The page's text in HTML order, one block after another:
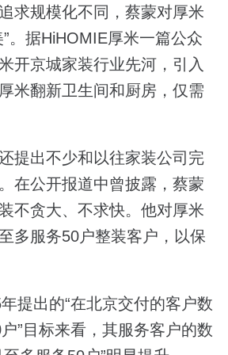
求规模化不同，蔡蒙对厚米
。据HiHOMIE厚米一篇公众
开京城家装行业先河，引入
米翻新卫生间和厨房，仅需
提出不少和以往家装公司完
在公开报道中曾披露，蔡蒙
不贪大、不求快。他对厚米
多服务50户整装客户，以保
提出的“在北京交付的客户数
”目标来看，其服务客户的数